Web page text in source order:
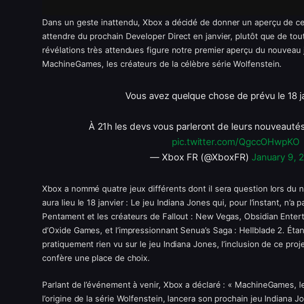
Dans un geste inattendu, Xbox a décidé de donner un aperçu de
attendre du prochain Developer Direct en janvier, plutôt que de
révélations très attendues figure notre premier aperçu du
MachineGames, les créateurs de la célèbre série Wolfenstein.
Vous avez quelque chose de prévu le 18
À 21h les devs vous parleront de leurs
pic.twitter.com/QgccOHwpKO
— Xbox FR (@XboxFR) January 9,
Xbox a nommé quatre jeux différents dont il sera question lors du
aura lieu le 18 janvier : Le jeu Indiana Jones qui, pour l’instant, n’a
Pentament et les créateurs de Fallout : New Vegas, Obsidian
d’Oxide Games, et l’impressionnant Senua’s Saga : Hellblade 2.
pratiquement rien vu sur le jeu Indiana Jones, l’inclusion de ce
confère une place de choix.
Parlant de l’événement à venir, Xbox a déclaré : « MachineGames,
l’origine de la série Wolfenstein, lancera son prochain jeu Indiana